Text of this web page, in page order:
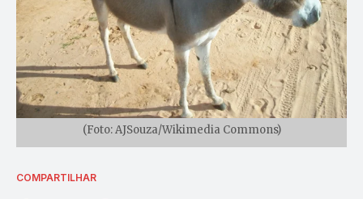
(Foto: AJSouza/Wikimedia Commons)
COMPARTILHAR